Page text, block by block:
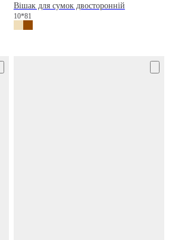
Вішак для сумок двосторонній
10*81